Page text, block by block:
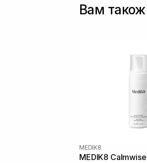
Вам також
MEDIK8
MEDIK8